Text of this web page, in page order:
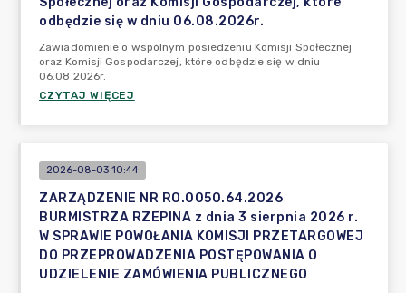
odbędzie się w dniu 06.08.2026r.
Zawiadomienie o wspólnym posiedzeniu Komisji Społecznej
oraz Komisji Gospodarczej, które odbędzie się w dniu
06.08.2026r.
CZYTAJ WIĘCEJ
2026-08-03 10:44
ZARZĄDZENIE NR RO.0050.64.2026
BURMISTRZA RZEPINA z dnia 3 sierpnia 2026 r.
W SPRAWIE POWOŁANIA KOMISJI PRZETARGOWEJ
DO PRZEPROWADZENIA POSTĘPOWANIA O
UDZIELENIE ZAMÓWIENIA PUBLICZNEGO